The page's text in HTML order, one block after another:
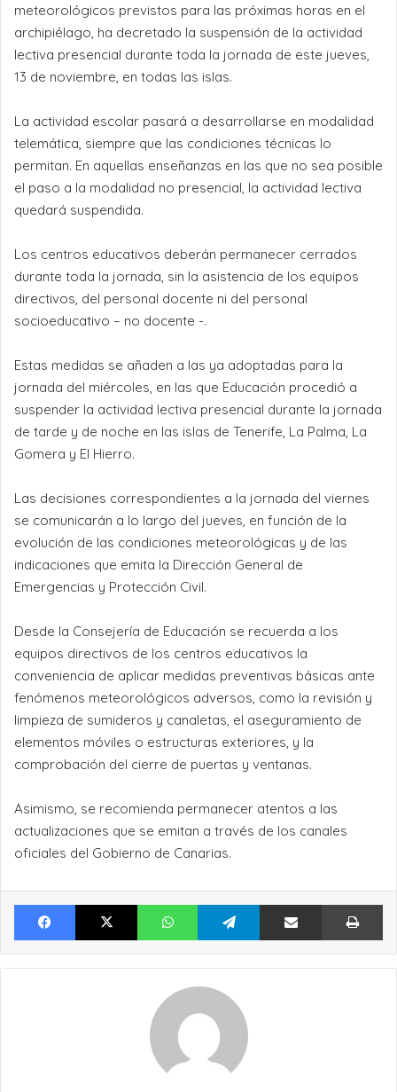
meteorológicos previstos para las próximas horas en el
archipiélago, ha decretado la suspensión de la actividad
lectiva presencial durante toda la jornada de este jueves,
13 de noviembre, en todas las islas.
La actividad escolar pasará a desarrollarse en modalidad
telemática, siempre que las condiciones técnicas lo
permitan. En aquellas enseñanzas en las que no sea posible
el paso a la modalidad no presencial, la actividad lectiva
quedará suspendida.
Los centros educativos deberán permanecer cerrados
durante toda la jornada, sin la asistencia de los equipos
directivos, del personal docente ni del personal
socioeducativo – no docente -.
Estas medidas se añaden a las ya adoptadas para la
jornada del miércoles, en las que Educación procedió a
suspender la actividad lectiva presencial durante la jornada
de tarde y de noche en las islas de Tenerife, La Palma, La
Gomera y El Hierro.
Las decisiones correspondientes a la jornada del viernes
se comunicarán a lo largo del jueves, en función de la
evolución de las condiciones meteorológicas y de las
indicaciones que emita la Dirección General de
Emergencias y Protección Civil.
Desde la Consejería de Educación se recuerda a los
equipos directivos de los centros educativos la
conveniencia de aplicar medidas preventivas básicas ante
fenómenos meteorológicos adversos, como la revisión y
limpieza de sumideros y canaletas, el aseguramiento de
elementos móviles o estructuras exteriores, y la
comprobación del cierre de puertas y ventanas.
Asimismo, se recomienda permanecer atentos a las
actualizaciones que se emitan a través de los canales
oficiales del Gobierno de Canarias.
Facebook X WhatsApp Telegram Compartir por Email